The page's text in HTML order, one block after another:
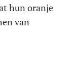
hun oranje
van